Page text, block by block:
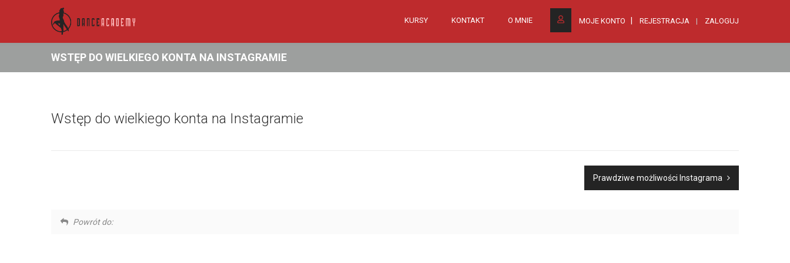
MOJE KONTO REJESTRACJA ZALOGUJ
KURSY KONTAKT O MNIE
WSTĘP DO WIELKIEGO KONTA NA INSTAGRAMIE
Wstęp do wielkiego konta na Instagramie
Prawdziwe możliwości Instagrama
Powrót do: